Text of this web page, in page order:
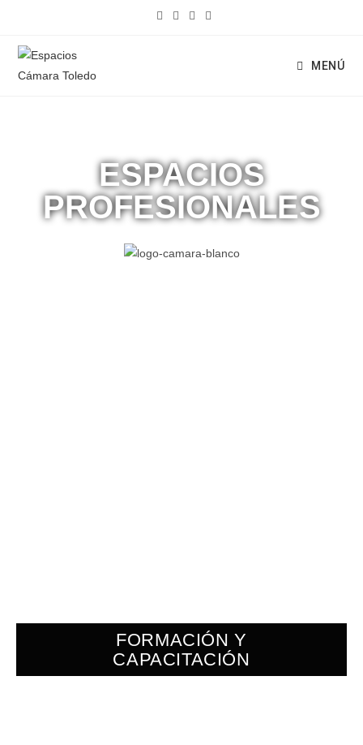
MENÚ
ESPACIOS
PROFESIONALES
FORMACIÓN Y
CAPACITACIÓN